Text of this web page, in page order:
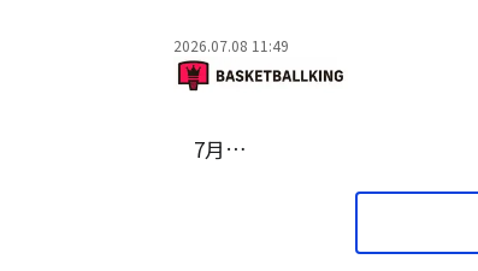
2026.07.08 11:49
7月…